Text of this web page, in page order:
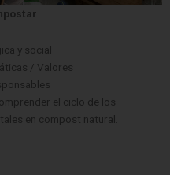
y social
/ Valores
el ciclo de los
en compost natural.